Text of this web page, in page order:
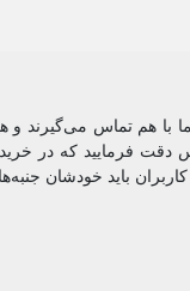
با هم تماس می‌گیرند و
دقت فرمایید که در
باید خودشان